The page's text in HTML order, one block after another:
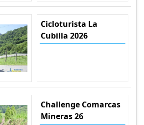
Cicloturista La
Cubilla 2026
Challenge Comarcas
Mineras 26